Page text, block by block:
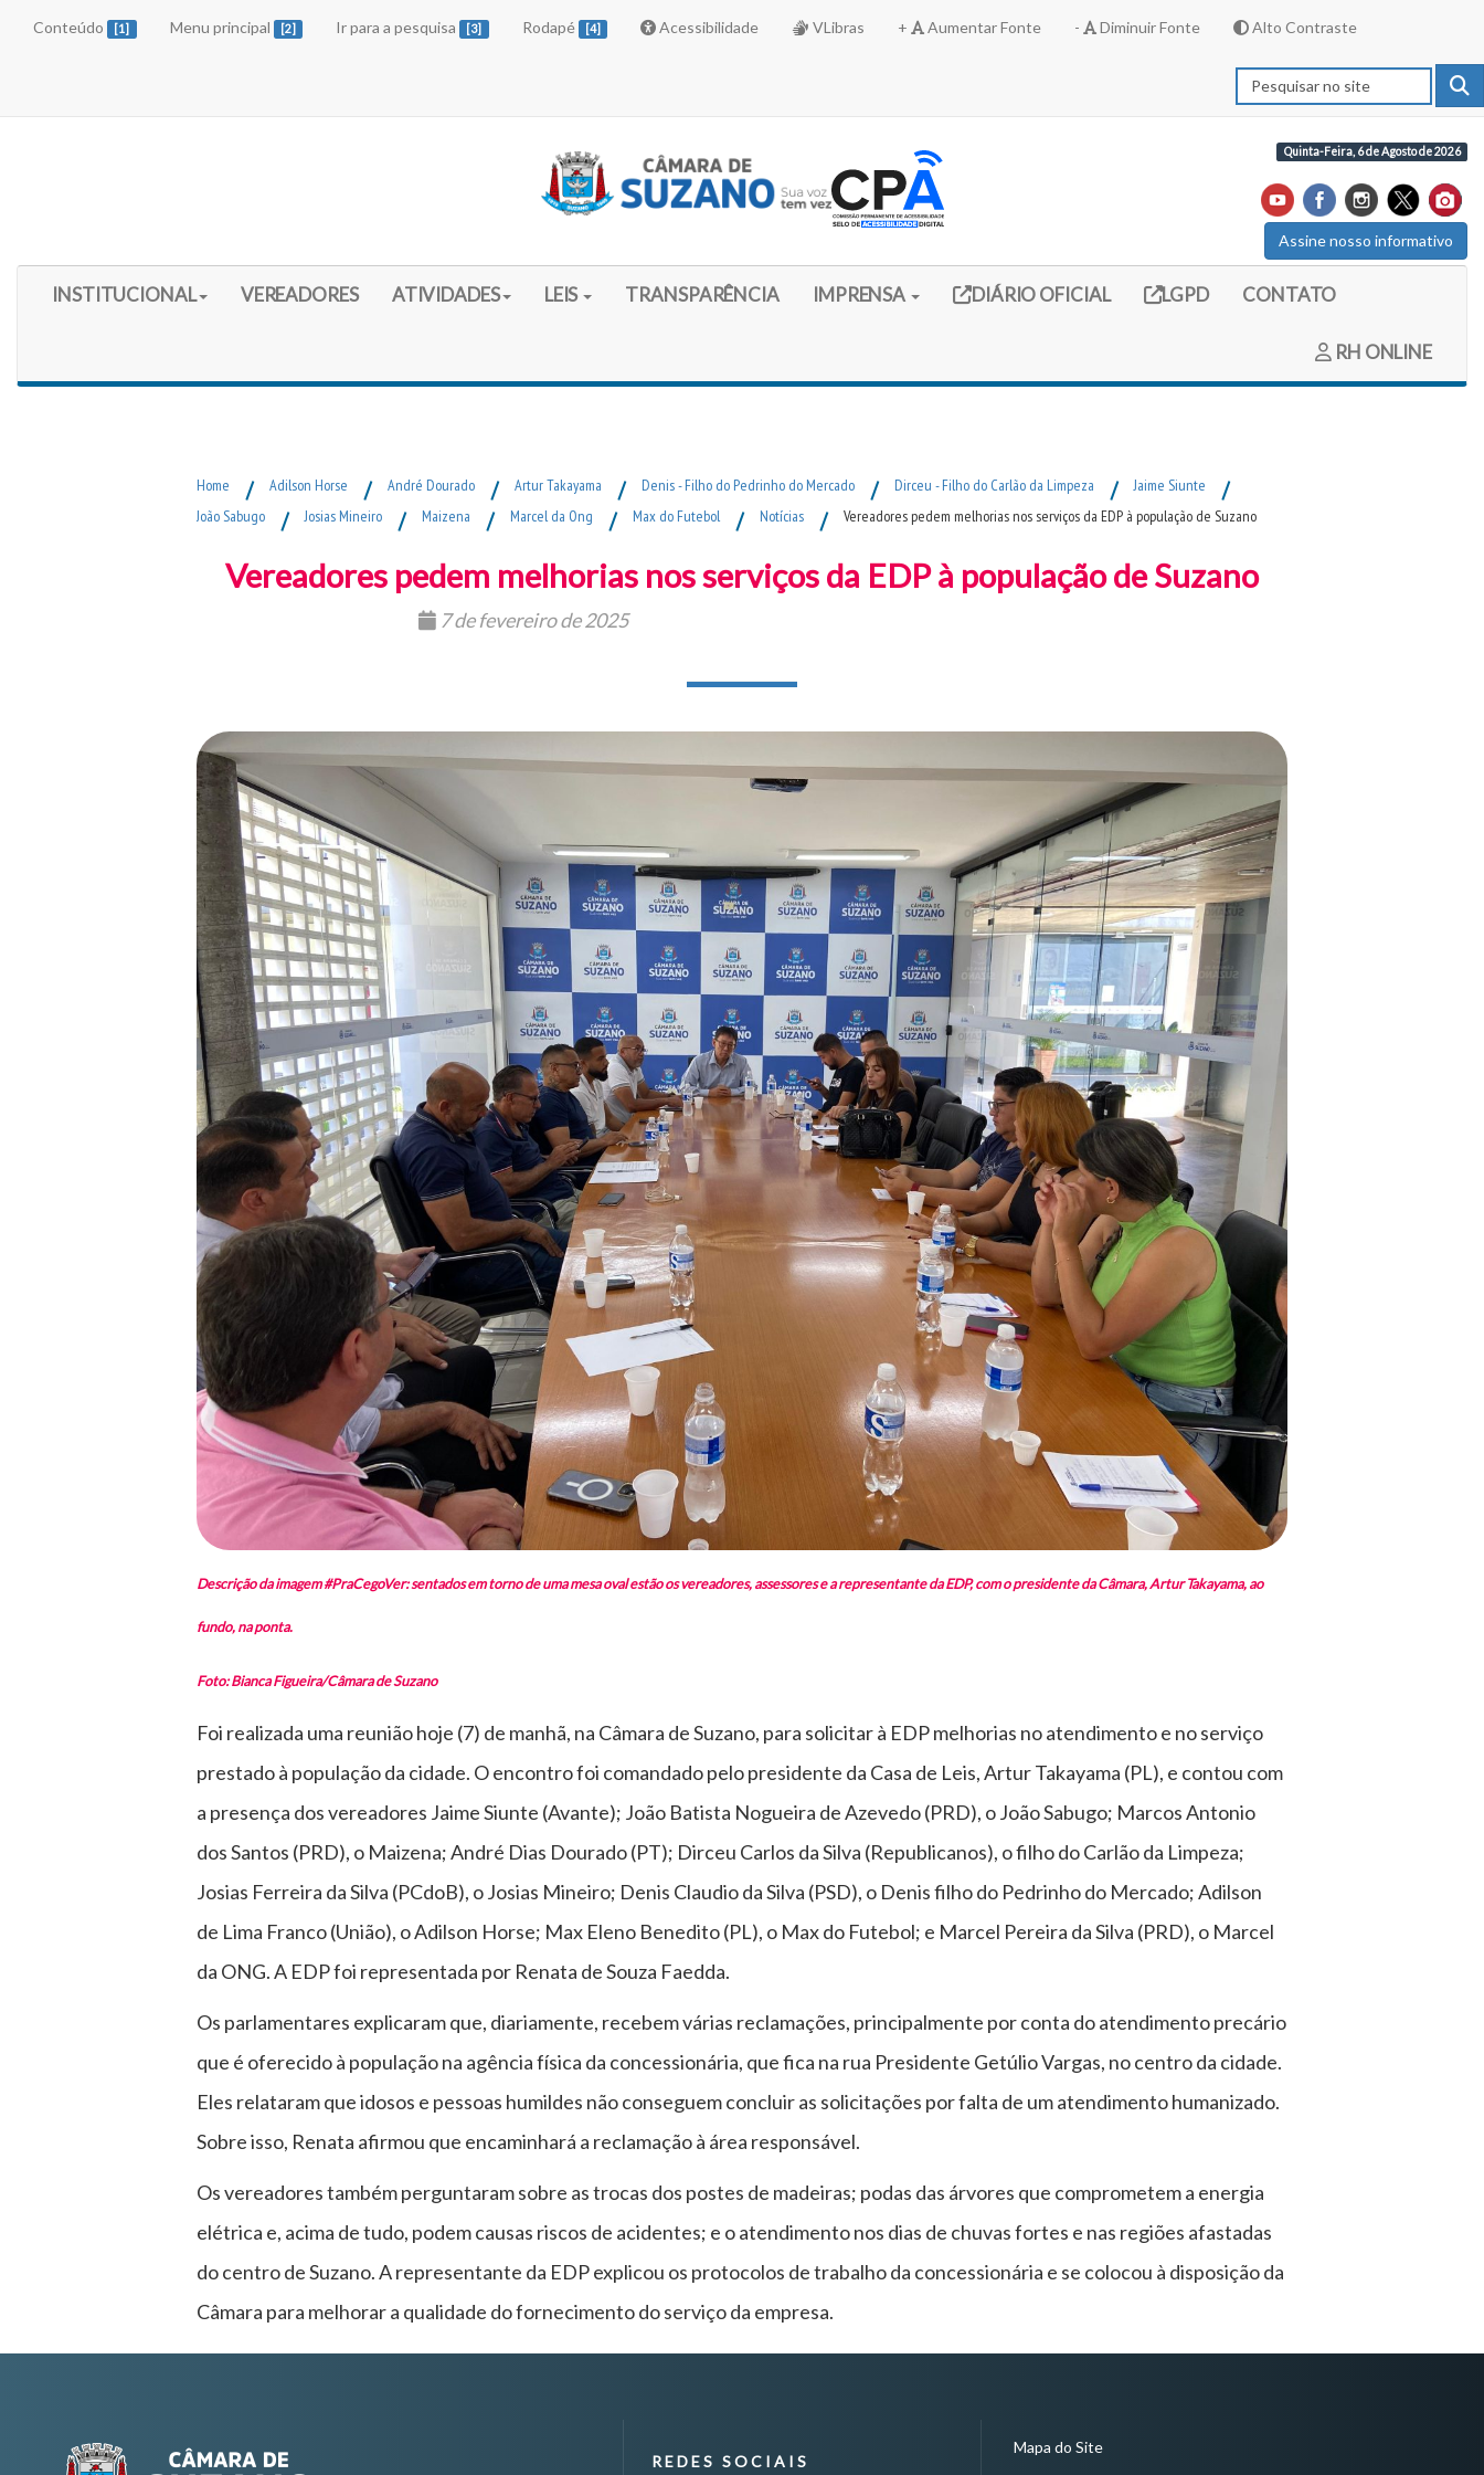
Conteúdo [1] Menu principal [2] Ir para a pesquisa [3] Rodapé [4] Acessibilidade VLibras + Aumentar Fonte - Diminuir Fonte Alto Contraste
Quinta-Feira, 6 de Agosto de 2026
Assine nosso informativo
Início do Menu Principal
INSTITUCIONAL VEREADORES ATIVIDADES LEIS TRANSPARÊNCIA IMPRENSA Link externo (site do diario oficial do legislativo)
DIÁRIO OFICIAL Link externo (site com informações LGPD)
LGPD CONTATO
RH ONLINE
Home / Adilson Horse / André Dourado / Artur Takayama / Denis - Filho do Pedrinho do Mercado / Dirceu - Filho do Carlão da Limpeza / Jaime Siunte /
João Sabugo / Josias Mineiro / Maizena / Marcel da Ong / Max do Futebol / Notícias / Vereadores pedem melhorias nos serviços da EDP à população de Suzano
Vereadores pedem melhorias nos serviços da EDP à população de Suzano
7 de fevereiro de 2025
Descrição da imagem #PraCegoVer: sentados em torno de uma mesa oval estão os vereadores, assessores e a representante da EDP, com o presidente da Câmara, Artur Takayama, ao
fundo, na ponta.
Foto: Bianca Figueira/Câmara de Suzano
Foi realizada uma reunião hoje (7) de manhã, na Câmara de Suzano, para solicitar à EDP melhorias no atendimento e no serviço
prestado à população da cidade. O encontro foi comandado pelo presidente da Casa de Leis, Artur Takayama (PL), e contou com
a presença dos vereadores Jaime Siunte (Avante); João Batista Nogueira de Azevedo (PRD), o João Sabugo; Marcos Antonio
dos Santos (PRD), o Maizena; André Dias Dourado (PT); Dirceu Carlos da Silva (Republicanos), o filho do Carlão da Limpeza;
Josias Ferreira da Silva (PCdoB), o Josias Mineiro; Denis Claudio da Silva (PSD), o Denis filho do Pedrinho do Mercado; Adilson
de Lima Franco (União), o Adilson Horse; Max Eleno Benedito (PL), o Max do Futebol; e Marcel Pereira da Silva (PRD), o Marcel
da ONG. A EDP foi representada por Renata de Souza Faedda.
Os parlamentares explicaram que, diariamente, recebem várias reclamações, principalmente por conta do atendimento precário
que é oferecido à população na agência física da concessionária, que fica na rua Presidente Getúlio Vargas, no centro da cidade.
Eles relataram que idosos e pessoas humildes não conseguem concluir as solicitações por falta de um atendimento humanizado.
Sobre isso, Renata afirmou que encaminhará a reclamação à área responsável.
Os vereadores também perguntaram sobre as trocas dos postes de madeiras; podas das árvores que comprometem a energia
elétrica e, acima de tudo, podem causas riscos de acidentes; e o atendimento nos dias de chuvas fortes e nas regiões afastadas
do centro de Suzano. A representante da EDP explicou os protocolos de trabalho da concessionária e se colocou à disposição da
Câmara para melhorar a qualidade do fornecimento do serviço da empresa.
REDES SOCIAIS
Mapa do Site